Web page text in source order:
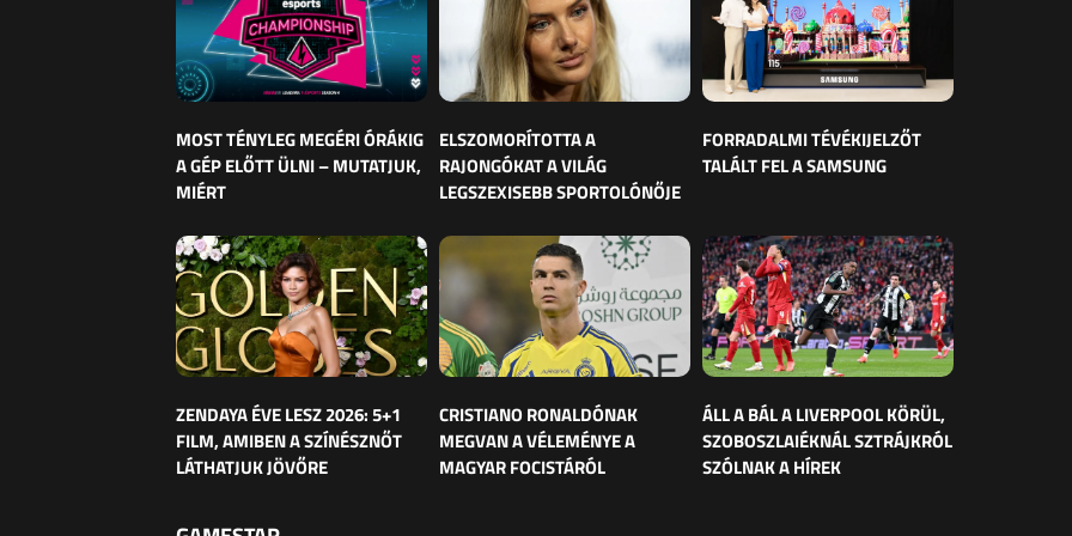
MOST TÉNYLEG MEGÉRI ÓRÁKIG
A GÉP ELŐTT ÜLNI – MUTATJUK,
MIÉRT
ELSZOMORÍTOTTA A
RAJONGÓKAT A VILÁG
LEGSZEXISEBB SPORTOLÓNŐJE
FORRADALMI TÉVÉKIJELZŐT
TALÁLT FEL A SAMSUNG
ZENDAYA ÉVE LESZ 2026: 5+1
FILM, AMIBEN A SZÍNÉSZNŐT
LÁTHATJUK JÖVŐRE
CRISTIANO RONALDÓNAK
MEGVAN A VÉLEMÉNYE A
MAGYAR FOCISTÁRÓL
ÁLL A BÁL A LIVERPOOL KÖRÜL,
SZOBOSZLAIÉKNÁL SZTRÁJKRÓL
SZÓLNAK A HÍREK